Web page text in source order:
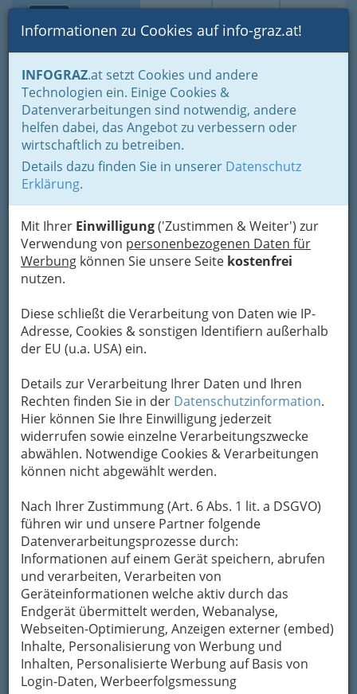
Suche Login Toggle
Informationen zu Cookies auf info-graz.at!
INFOGRAZ.at setzt Cookies und andere
Technologien ein. Einige Cookies &
Datenverarbeitungen sind notwendig, andere
helfen dabei, das Angebot zu verbessern oder
wirtschaftlich zu betreiben.
Details dazu finden Sie in unserer Datenschutz
Erklärung.
Mit Ihrer Einwilligung('Zustimmen & Weiter') zur
Verwendung von personenbezogenen Daten für
Werbung können Sie unsere Seite kostenfrei
nutzen.
Diese schließt die Verarbeitung von Daten wie IP-
Adresse, Cookies & sonstigen Identifiern außerhalb
der EU (u.a. USA) ein.
Details zur Verarbeitung Ihrer Daten und Ihren
Rechten finden Sie in der Datenschutzinformation.
Hier können Sie Ihre Einwilligung jederzeit
widerrufen sowie einzelne Verarbeitungszwecke
abwählen. Notwendige Cookies & Verarbeitungen
können nicht abgewählt werden.
Nach Ihrer Zustimmung (Art. 6 Abs. 1 lit. a DSGVO)
führen wir und unsere Partner folgende
Datenverarbeitungsprozesse durch:
Informationen auf einem Gerät speichern, abrufen
und verarbeiten, Verarbeiten von
Geräteinformationen welche aktiv durch das
Endgerät übermittelt werden, Webanalyse,
Webseiten-Optimierung, Anzeigen externer (embed)
Inhalte, Personalisierung von Werbung und
Inhalten, Personalisierte Werbung auf Basis von
Login-Daten, Werbeerfolgsmessung
Home Branchen
Tourismus & Freizeitwirtschaft
Hotellerie - Übernachten in der Steiermark
Gasthöfe - mehr als 9 Betten
Gasthof Bauernwirt -
Natalie Moscher
Harter Straße 142, 8053 Graz-Neuhart
+43 316 285 438
Karte
Adresse mit Google Maps anschauen
Kontaktaufnahme
Um die Info-Graz Firmenvor Spam-Mails zu
bewahren , verwenden wir an dieser Stelle zur
Übermittlung Ihrer Nachricht ein sicheres
Absenden umgehend per Mail an das
Unternehmen Gasthof Bauernwirt - Natalie
Moscher weitergeleitet.
Mein Name
Meine Email Adresse
Mein Betreff